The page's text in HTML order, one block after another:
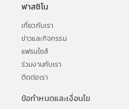
ฟาสซิโน
เกี่ยวกับเรา
ข่าวและกิจกรรม
แฟรนไซส์
ร่วมงานกับเรา
ติดต่อเรา
ข้อกำหนดและเงื่อนไข